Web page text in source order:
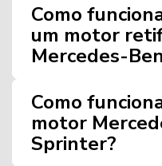
Como
um motor
Mercedes-
Como
motor
Sprinter?